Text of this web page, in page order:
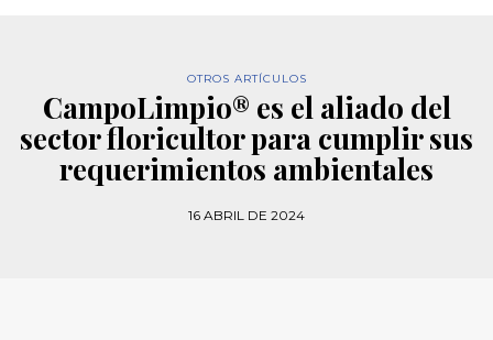
OTROS ARTÍCULOS
CampoLimpio® es el aliado del
sector floricultor para cumplir sus
requerimientos ambientales
16 ABRIL DE 2024